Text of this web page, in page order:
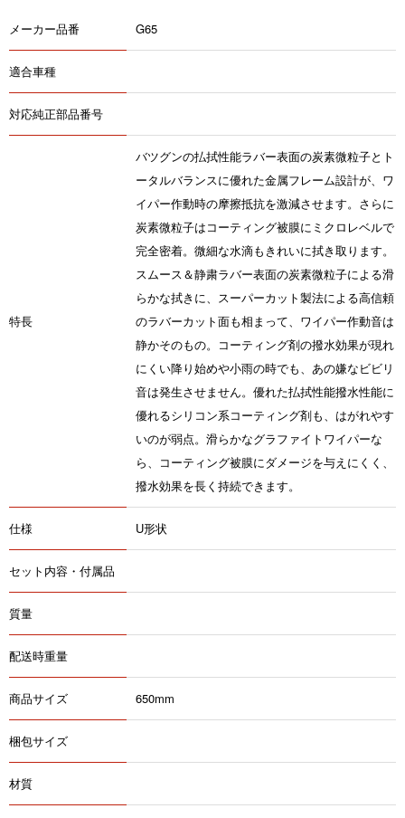
メーカー品番 G65
適合車種
対応純正部品番号
特長
バツグンの払拭性能ラバー表面の炭素微粒子とト
ータルバランスに優れた金属フレーム設計が、ワ
イパー作動時の摩擦抵抗を激減させます。さらに
炭素微粒子はコーティング被膜にミクロレベルで
完全密着。微細な水滴もきれいに拭き取ります。
スムース＆静粛ラバー表面の炭素微粒子による滑
らかな拭きに、スーパーカット製法による高信頼
のラバーカット面も相まって、ワイパー作動音は
静かそのもの。コーティング剤の撥水効果が現れ
にくい降り始めや小雨の時でも、あの嫌なビビリ
音は発生させません。優れた払拭性能撥水性能に
優れるシリコン系コーティング剤も、はがれやす
いのが弱点。滑らかなグラファイトワイパーな
ら、コーティング被膜にダメージを与えにくく、
撥水効果を長く持続できます。
仕様 U形状
セット内容・付属品
質量
配送時重量
商品サイズ 650mm
梱包サイズ
材質